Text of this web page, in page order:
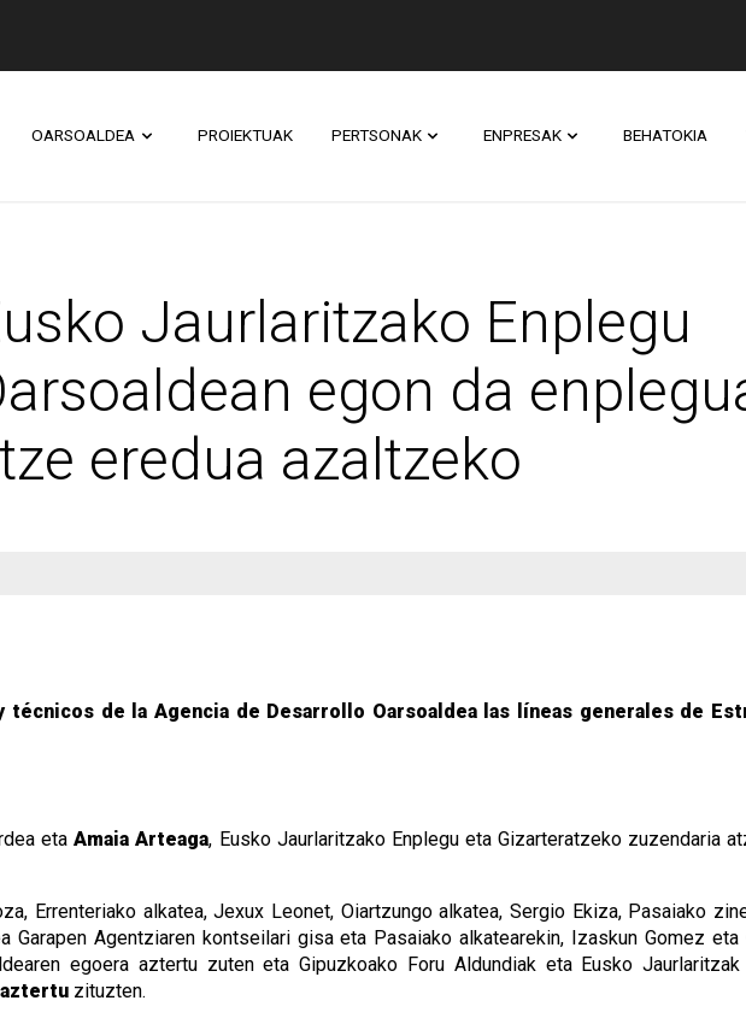
OARSOALDEA PROIEKTUAK PERTSONAK ENPRESAK BEHATOKIA
Jaurlaritzako Enplegu
egon da
eredua azaltzeko
de la Agencia de Desarrollo Oarsoaldea las líneas generales de
etaAmaia Arteaga, Eusko Jaurlaritzako Enplegu eta Gizarteratzeko zuzendaria
Errenteriako alkatea, Jexux Leonet, Oiartzungo alkatea, Sergio Ekiza, Pasaiako
Garapen Agentziaren kontseilari gisa eta Pasaiako alkatearekin, Izaskun Gomez
egoera aztertu zuten eta Gipuzkoako Foru Aldundiak eta Eusko Jaurlaritzak
aztertu zituzten.